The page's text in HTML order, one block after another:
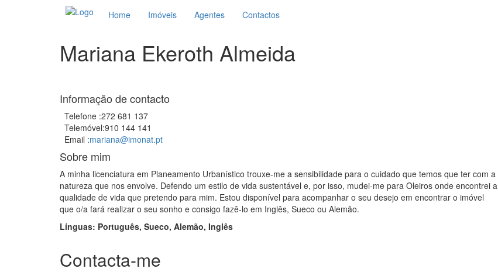
Home Imóveis Agentes Contactos
Mariana Ekeroth Almeida
Informação de contacto
Telefone :272 681 137
Telemóvel:910 144 141
Email :mariana@imonat.pt
Sobre mim
A minha licenciatura em Planeamento Urbanístico trouxe-me a sensibilidade para o cuidado que temos que ter com a
natureza que nos envolve. Defendo um estilo de vida sustentável e, por isso, mudei-me para Oleiros onde encontrei a
qualidade de vida que pretendo para mim. Estou disponível para acompanhar o seu desejo em encontrar o imóvel
que o/a fará realizar o seu sonho e consigo fazê-lo em Inglês, Sueco ou Alemão.
Línguas: Português, Sueco, Alemão, Inglês
Contacta-me